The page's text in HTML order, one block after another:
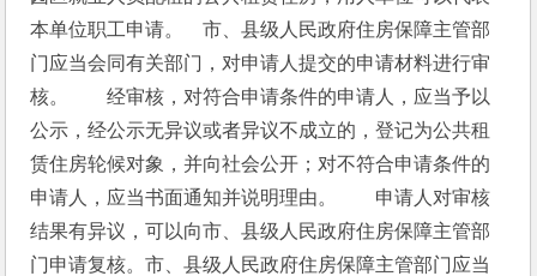
本单位职工申请。　市、县级人民政府住房保障主管部
门应当会同有关部门，对申请人提交的申请材料进行审
核。　　经审核，对符合申请条件的申请人，应当予以
公示，经公示无异议或者异议不成立的，登记为公共租
赁住房轮候对象，并向社会公开；对不符合申请条件的
申请人，应当书面通知并说明理由。　　申请人对审核
结果有异议，可以向市、县级人民政府住房保障主管部
门申请复核。市、县级人民政府住房保障主管部门应当